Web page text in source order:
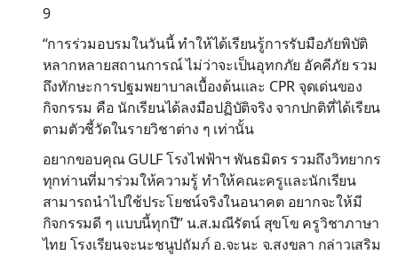
9
“การร่วมอบรมในวันนี้ ทำให้ได้เรียนรู้การรับมือภัยพิบัติ
หลากหลายสถานการณ์ ไม่ว่าจะเป็นอุทกภัย อัคคีภัย รวม
ถึงทักษะการปฐมพยาบาลเบื้องต้นและ CPR จุดเด่นของ
กิจกรรม คือ นักเรียนได้ลงมือปฏิบัติจริง จากปกติที่ได้เรียน
ตามตัวชี้วัดในรายวิชาต่าง ๆ เท่านั้น
อยากขอบคุณ GULF โรงไฟฟ้าฯ พันธมิตร รวมถึงวิทยากร
ทุกท่านที่มาร่วมให้ความรู้ ทำให้คณะครูและนักเรียน
สามารถนำไปใช้ประโยชน์จริงในอนาคต อยากจะให้มี
กิจกรรมดี ๆ แบบนี้ทุกปี” น.ส.มณีรัตน์ สุขโข ครูวิชาภาษา
ไทย โรงเรียนจะนะชนูปถัมภ์ อ.จะนะ จ.สงขลา กล่าวเสริม